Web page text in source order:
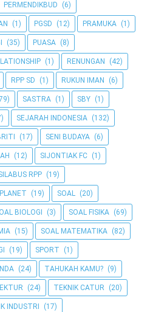
PERMENDIKBUD (6)
(1) PGSD (12) PRAMUKA (1)
(35) PUASA (8)
(1) RENUNGAN (42)
RPP SD (1) RUKUN IMAN (6)
SASTRA (1) SBY (1)
SEJARAH INDONESIA (132)
(17) SENI BUDAYA (6)
(12) SIJONTIAK FC (1)
RPP (19)
(19) SOAL (20)
BIOLOGI (3) SOAL FISIKA (69)
(15) SOAL MATEMATIKA (82)
(19) SPORT (1)
(24) TAHUKAH KAMU? (9)
(24) TEKNIK CATUR (20)
INDUSTRI (17)